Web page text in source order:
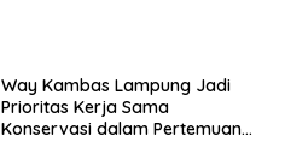
Way Kambas Lampung Jadi
Prioritas Kerja Sama
Konservasi dalam Pertemuan